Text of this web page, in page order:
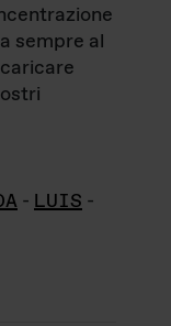
sempre al
- LUIS -